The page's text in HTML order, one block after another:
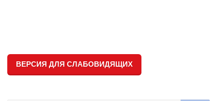
ВЕРСИЯ ДЛЯ СЛАБОВИДЯЩИХ